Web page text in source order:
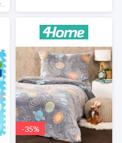
*najniższa cena z 30 dni przed obniżką
-35%